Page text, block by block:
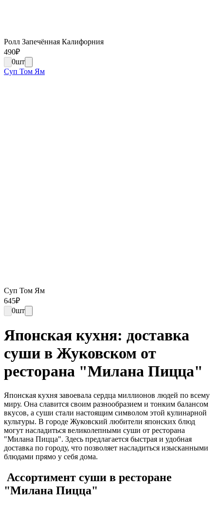
Ролл Запечённая Калифорния
490₽
0шт
Суп Том Ям
Суп Том Ям
645₽
0шт
Японская кухня: доставка
суши в Жуковском от
ресторана "Милана Пицца"
Японская кухня завоевала сердца миллионов людей по всему
миру. Она славится своим разнообразием и тонким балансом
вкусов, а суши стали настоящим символом этой кулинарной
культуры. В городе Жуковский любители японских блюд
могут насладиться великолепными суши от ресторана
"Милана Пицца". Здесь предлагается быстрая и удобная
доставка по городу, что позволяет насладиться изысканными
блюдами прямо у себя дома.
Ассортимент суши в ресторане
"Милана Пицца"